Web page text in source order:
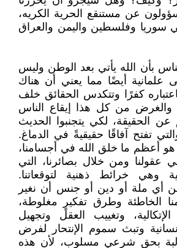
عن مستنقع الحرية الكريه،
سوريا وفلسطين واليمن والعراق
بأن الله يأتي بعد الوطن وليس
علمانية أيضًا مما يعني أن هناك
كفرًا وتتكدس الحقائق خلف
والغرض من كل هذا إيقاع الناس
الحقيقة، لكي يتجنبوا الحديث
تفتح آفاقًا حقيقيةً في الدماغ.
هو أعظم ما خلق الله في أجسامنا،
عقولنا ومن خلال بصائرنا، التي
وهي خرائط ذهنية لتوقعاتنا.
أي ملة أو دين أو جنس أن نغير
الخاطئة وطرق تفكيرٍ مغلوطة،
وتغييب العقل وتجهيل
وتبث سموم الإنتحار لفرض
بحق شرعي مسلوب، لأن هذه